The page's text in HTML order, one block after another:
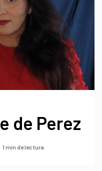
de Perez
1 min de lectura